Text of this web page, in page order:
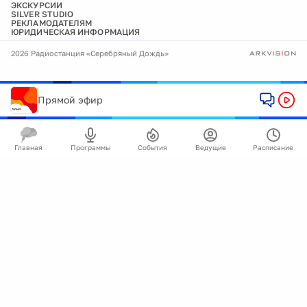
ЭКСКУРСИИ
SILVER STUDIO
РЕКЛАМОДАТЕЛЯМ
ЮРИДИЧЕСКАЯ ИНФОРМАЦИЯ
2026 Радиостанция «Серебряный Дождь»
Прямой эфир
Главная Программы События Ведущие Расписание